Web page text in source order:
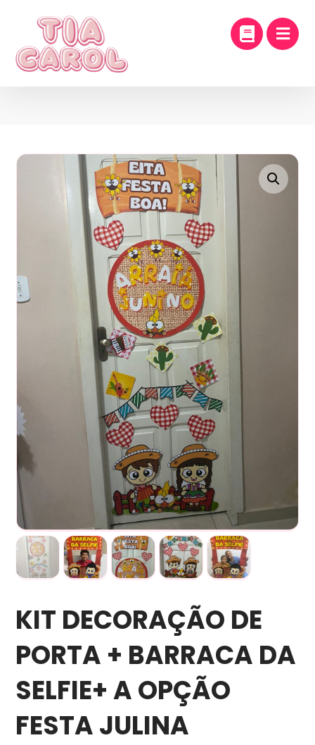
Enlarge the image
KIT DECORAÇÃO DE
PORTA + BARRACA DA
SELFIE+ A OPÇÃO
FESTA JULINA